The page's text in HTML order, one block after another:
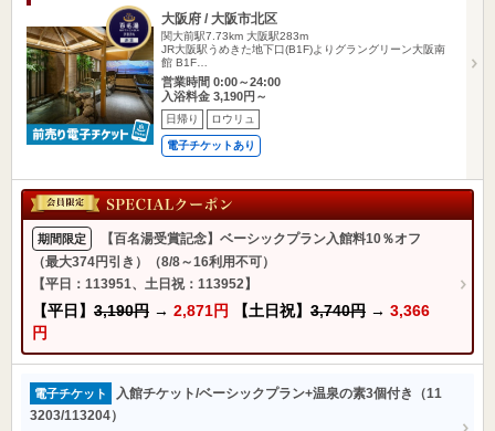
大阪府 / 大阪市北区
関大前駅7.73km 大阪駅283m
JR大阪駅うめきた地下口(B1F)よりグラングリーン大阪南
館 B1F…
営業時間 0:00～24:00
入浴料金 3,190円～
日帰り ロウリュ
電子チケットあり
期間限定
【百名湯受賞記念】ベーシックプラン入館料10％オフ
（最大374円引き）（8/8～16利用不可）
【平日：113951、土日祝：113952】
【平日】 3,190円 → 2,871円 【土日祝】 3,740円 → 3,366
円
電子チケット
入館チケット/ベーシックプラン+温泉の素3個付き（11
3203/113204）